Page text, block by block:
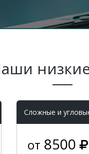
Cложные и
от 8500